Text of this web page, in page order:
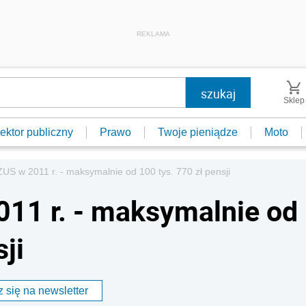
REKLAMA
Sklep
publiczny Prawo Twoje pieniądze Moto
w 2011 r. - maksymalnie od 100 tys. 770 zł pensji
r. - maksymalnie od
się na newsletter